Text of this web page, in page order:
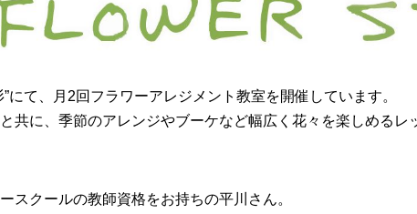
にて、月2回フラワーアレジメント教室を開催しています。
共に、季節のアレンジやブーケなど幅広く花々を楽しめるレ
スクールの教師資格をお持ちの平川さん。